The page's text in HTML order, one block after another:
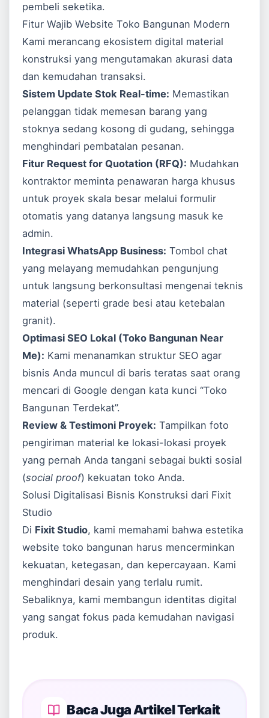
pembeli seketika.
Fitur Wajib Website Toko Bangunan Modern
Kami merancang ekosistem digital material
konstruksi yang mengutamakan akurasi data
dan kemudahan transaksi.
Sistem Update Stok Real-time: Memastikan
pelanggan tidak memesan barang yang
stoknya sedang kosong di gudang, sehingga
menghindari pembatalan pesanan.
Fitur Request for Quotation (RFQ): Mudahkan
kontraktor meminta penawaran harga khusus
untuk proyek skala besar melalui formulir
otomatis yang datanya langsung masuk ke
admin.
Integrasi WhatsApp Business: Tombol chat
yang melayang memudahkan pengunjung
untuk langsung berkonsultasi mengenai teknis
material (seperti grade besi atau ketebalan
granit).
Optimasi SEO Lokal (Toko Bangunan Near
Me): Kami menanamkan struktur SEO agar
bisnis Anda muncul di baris teratas saat orang
mencari di Google dengan kata kunci “Toko
Bangunan Terdekat”.
Review & Testimoni Proyek: Tampilkan foto
pengiriman material ke lokasi-lokasi proyek
yang pernah Anda tangani sebagai bukti sosial
(social proof) kekuatan toko Anda.
Solusi Digitalisasi Bisnis Konstruksi dari Fixit
Studio
Di Fixit Studio, kami memahami bahwa estetika
website toko bangunan harus mencerminkan
kekuatan, ketegasan, dan kepercayaan. Kami
menghindari desain yang terlalu rumit.
Sebaliknya, kami membangun identitas digital
yang sangat fokus pada kemudahan navigasi
produk.
Baca Juga Artikel Terkait